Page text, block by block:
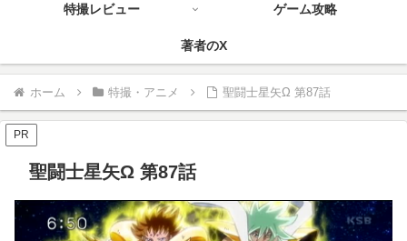
特撮レビュー ゲーム攻略
著者のX
ホーム 特撮・アニメ 聖闘士星矢Ω 第87話
PR
聖闘士星矢Ω 第87話